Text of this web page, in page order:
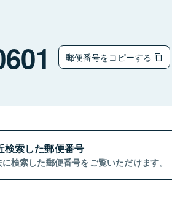
郵便番号をコピーする
検索した郵便番号
検索した郵便番号をご覧いただけます。